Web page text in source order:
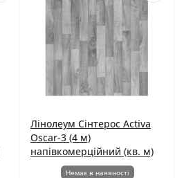
Лінолеум Сінтерос Activa
Oscar-3 (4 м)
напівкомерційний (кв. м)
Немає в наявності